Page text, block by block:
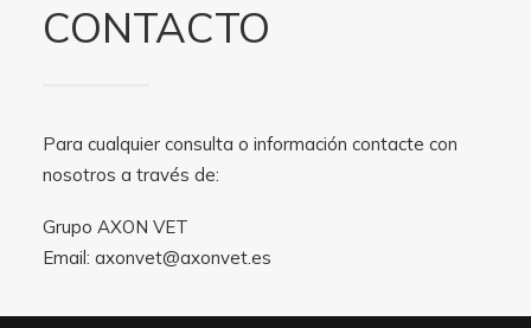
CONTACTO
Para cualquier consulta o información contacte con
nosotros a través de:
Grupo AXON VET
Email: axonvet@axonvet.es